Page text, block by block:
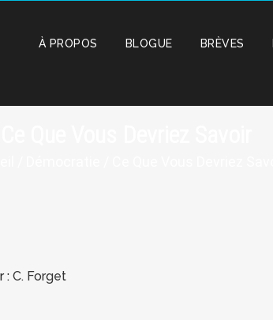
À PROPOS BLOGUE BRÈVES
: C. Forget